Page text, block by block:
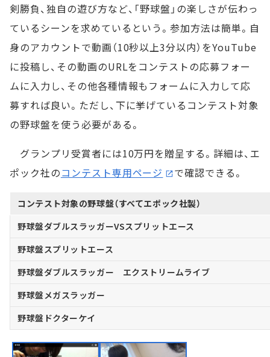
剣勝負、独自の遊び方など、「野球盤」の楽しさが伝わっ
ているシーンを求めているという。参加方法は簡単。自
身のアカウントで動画（10秒以上3分以内）をYouTube
に投稿し、その動画のURLをコンテストの応募フォー
ムに入力し、その他各種情報もフォームに入力して応
募すれば良い。ただし、下に挙げているコンテスト対象
の野球盤を使う必要がある。
グランプリ受賞者には10万円を贈呈する。詳細は、エ
ポック社のコンテスト専用ページ で確認できる。
コンテスト対象の野球盤（すべてエポック社製）
野球盤ダブルスラッガーVSスプリットエース
野球盤スプリットエース
野球盤ダブルスラッガー エクストリームライブ
野球盤メガスラッガー
野球盤ドクターケイ